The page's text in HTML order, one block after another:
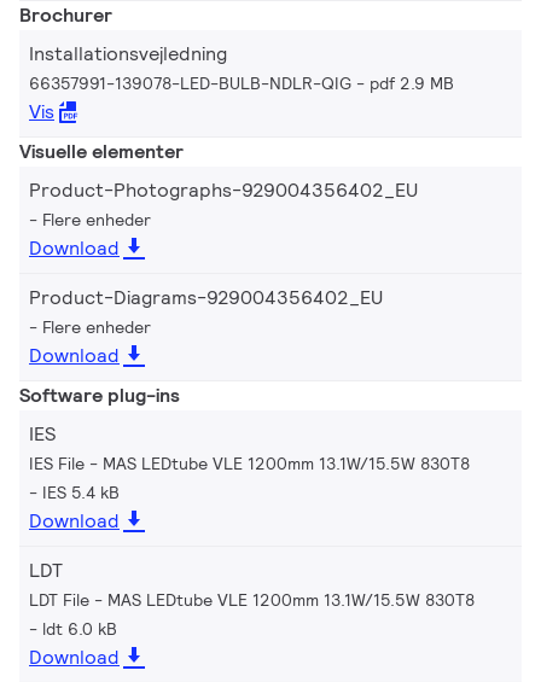
Brochurer
Installationsvejledning
66357991-139078-LED-BULB-NDLR-QIG pdf 2.9 MB
Vis
Visuelle elementer
Product-Photographs-929004356402_EU
Flere enheder
Download
Product-Diagrams-929004356402_EU
Flere enheder
Download
Software plug-ins
IES
IES File - MAS LEDtube VLE 1200mm 13.1W/15.5W 830T8
IES 5.4 kB
Download
LDT
LDT File - MAS LEDtube VLE 1200mm 13.1W/15.5W 830T8
ldt 6.0 kB
Download